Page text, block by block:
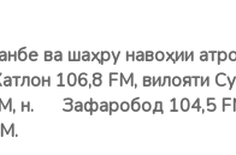
ва шаҳру навоҳии
106,8 FМ, вилояти
н. Зафаробод 104,5